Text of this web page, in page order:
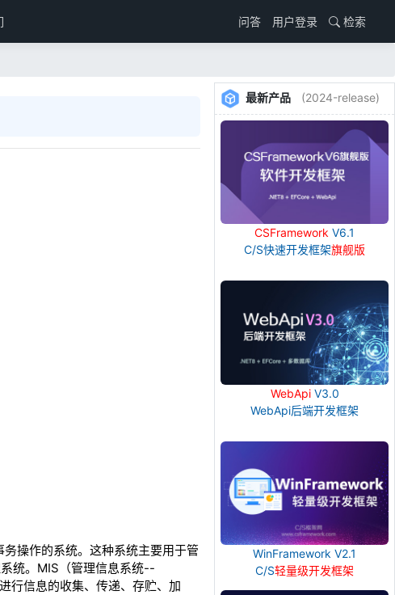
问答 用户登录 检索
操作的系统。这种系统主要用于管
统。MIS（管理信息系统--
行信息的收集、传递、存贮、加
最新产品 (2024-release)
CSFramework V6.1
C/S快速开发框架旗舰版
WebApiV3.0
WebApi后端开发框架
WinFramework V2.1
C/S轻量级开发框架